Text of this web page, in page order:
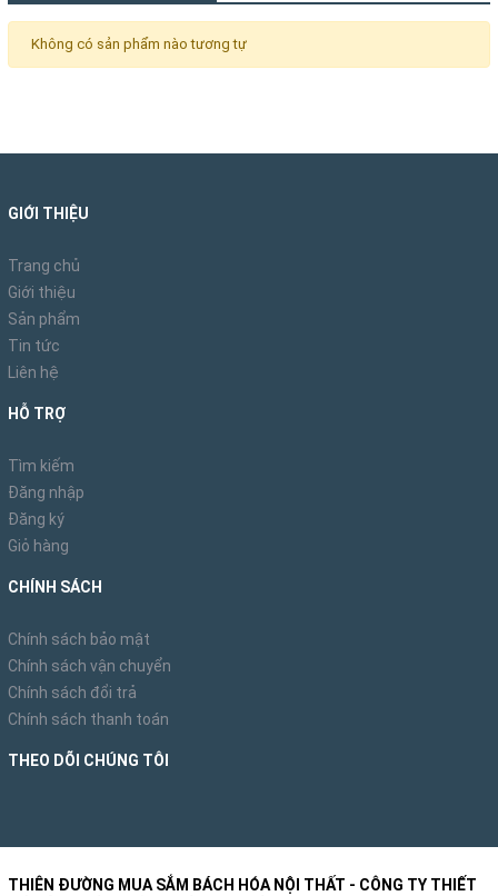
Không có sản phẩm nào tương tự
GIỚI THIỆU
Trang chủ
Giới thiệu
Sản phẩm
Tin tức
Liên hệ
HỖ TRỢ
Tìm kiếm
Đăng nhập
Đăng ký
Giỏ hàng
CHÍNH SÁCH
Chính sách bảo mật
Chính sách vận chuyển
Chính sách đổi trả
Chính sách thanh toán
THEO DÕI CHÚNG TÔI
THIÊN ĐƯỜNG MUA SẮM BÁCH HÓA NỘI THẤT - CÔNG TY THIẾT